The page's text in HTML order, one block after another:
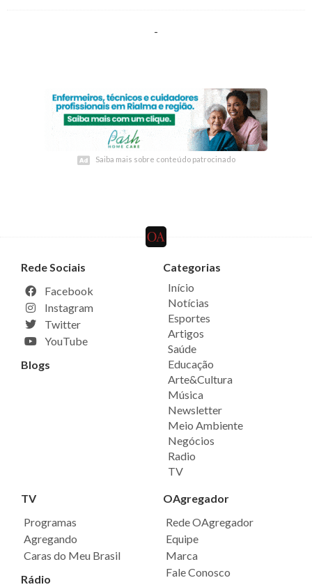
-
Saiba mais sobre conteúdo patrocinado
Saiba mais sobre conteúdo patrocinado
Rede Sociais
Facebook
Instagram
Twitter
YouTube
Blogs
Categorias
Início
Notícias
Esportes
Artigos
Saúde
Educação
Arte&Cultura
Música
Newsletter
Meio Ambiente
Negócios
Radio
TV
TV
Programas
Agregando
Caras do Meu Brasil
Rádio
OAgregador
Rede OAgregador
Equipe
Marca
Fale Conosco